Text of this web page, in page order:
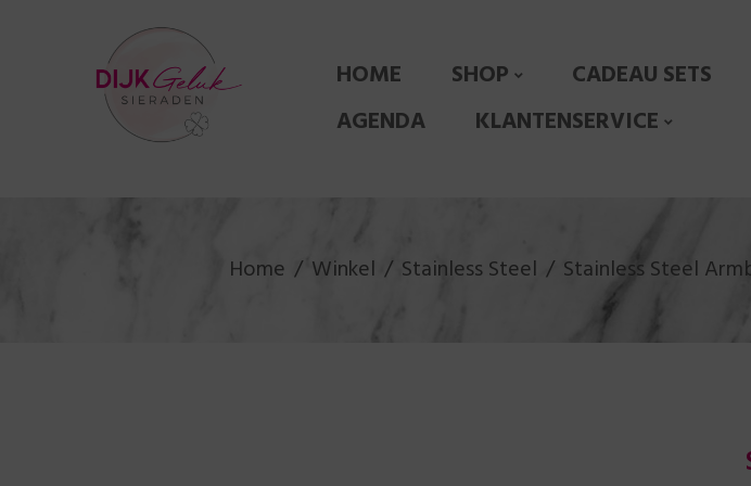
HOME SHOP CADEAU SETS
AGENDA
KLANTENSERVICE
Home Winkel Stainless Steel Stainless Steel